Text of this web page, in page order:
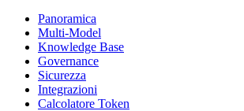
Panoramica
Multi-Model
Knowledge Base
Governance
Sicurezza
Integrazioni
Calcolatore Token